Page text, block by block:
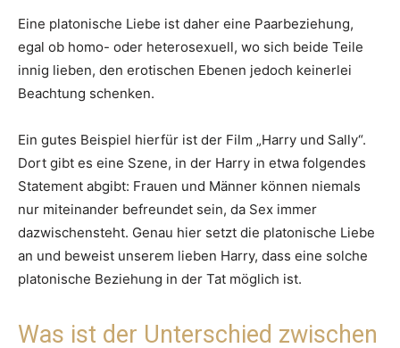
Eine platonische Liebe ist daher eine Paarbeziehung,
egal ob homo- oder heterosexuell, wo sich beide Teile
innig lieben, den erotischen Ebenen jedoch keinerlei
Beachtung schenken.
Ein gutes Beispiel hierfür ist der Film „Harry und Sally“.
Dort gibt es eine Szene, in der Harry in etwa folgendes
Statement abgibt: Frauen und Männer können niemals
nur miteinander befreundet sein, da Sex immer
dazwischensteht. Genau hier setzt die platonische Liebe
an und beweist unserem lieben Harry, dass eine solche
platonische Beziehung in der Tat möglich ist.
Was ist der Unterschied zwischen